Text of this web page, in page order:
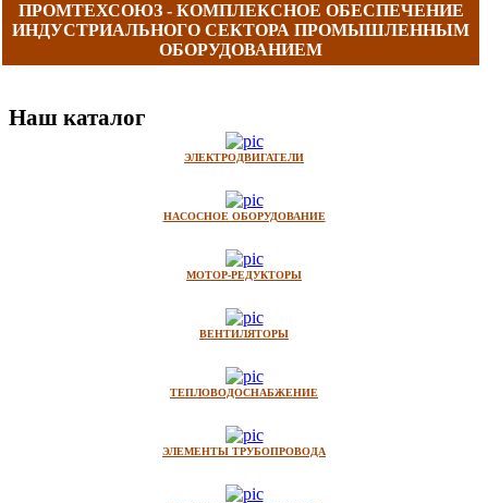
ПРОМТЕХСОЮЗ - КОМПЛЕКСНОЕ ОБЕСПЕЧЕНИЕ
ИНДУСТРИАЛЬНОГО СЕКТОРА ПРОМЫШЛЕННЫМ
ОБОРУДОВАНИЕМ
Наш каталог
ЭЛЕКТРОДВИГАТЕЛИ
НАСОСНОЕ ОБОРУДОВАНИЕ
МОТОР-РЕДУКТОРЫ
ВЕНТИЛЯТОРЫ
ТЕПЛОВОДОСНАБЖЕНИЕ
ЭЛЕМЕНТЫ ТРУБОПРОВОДА